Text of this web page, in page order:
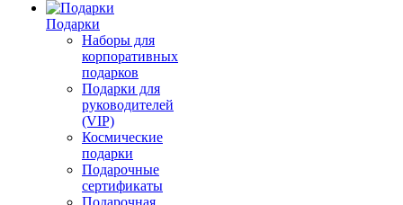
Подарки
Наборы для
корпоративных
подарков
Подарки для
руководителей
(VIP)
Космические
подарки
Подарочные
сертификаты
Подарочная